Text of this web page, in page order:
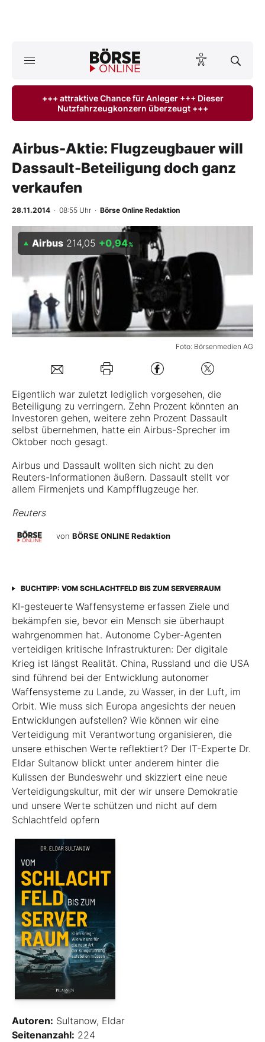
ktuelle Ausgabe BÖRSE ONLINE lesen
Anlageprodukte
Finanz-Check
BO-Musterdepots
Experten
Mein B:O
Mein Konto
Folgen Sie uns
Kontakt
+++ attraktive Chance für Anleger +++ Dieser
Nutzfahrzeugkonzern überzeugt +++
Airbus-Aktie: Flugzeugbauer will
Dassault-Beteiligung doch ganz
verkaufen
28.11.2014 · 08:55 Uhr · Börse Online Redaktion
Foto: Börsenmedien AG
Airbus 214,05 +0,94%
Eigentlich war zuletzt lediglich vorgesehen, die
Beteiligung zu verringern. Zehn Prozent könnten an
Investoren gehen, weitere zehn Prozent Dassault
selbst übernehmen, hatte ein Airbus-Sprecher im
Oktober noch gesagt.
Airbus und Dassault wollten sich nicht zu den
Reuters-Informationen äußern. Dassault stellt vor
allem Firmenjets und Kampfflugzeuge her.
Reuters
von BÖRSE ONLINE Redaktion
BUCHTIPP: VOM SCHLACHTFELD BIS ZUM SERVERRAUM
KI-gesteuerte Waffensysteme erfassen Ziele und
bekämpfen sie, bevor ein Mensch sie überhaupt
wahrgenommen hat. Autonome Cyber-Agenten
verteidigen kritische Infrastrukturen: Der digitale
Krieg ist längst Realität. China, Russland und die USA
sind führend bei der Entwicklung autonomer
Waffensysteme zu Lande, zu Wasser, in der Luft, im
Orbit. Wie muss sich Europa angesichts der neuen
Entwicklungen aufstellen? Wie können wir eine
Verteidigung mit Verantwortung organisieren, die
unsere ethischen Werte reflektiert? Der IT-Experte Dr.
Eldar Sultanow blickt unter anderem hinter die
Kulissen der Bundeswehr und skizziert eine neue
Verteidigungskultur, mit der wir unsere Demokratie
und unsere Werte schützen und nicht auf dem
Schlachtfeld opfern
Autoren: Sultanow, Eldar
Seitenanzahl: 224